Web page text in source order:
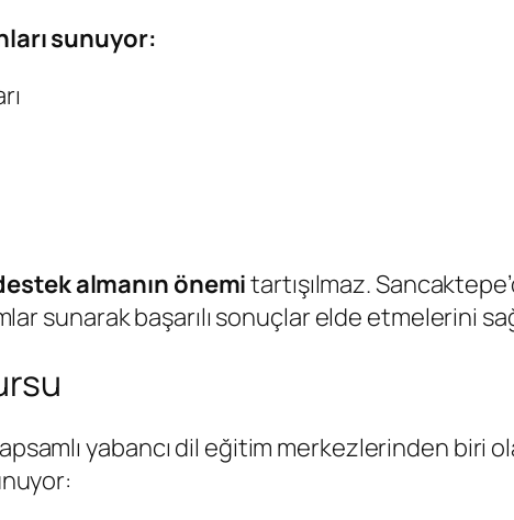
sunuyor:
almanın önemitartışılmaz.
sunarak başarılı sonuçlar elde etmelerini
yabancı dil eğitim merkezlerinden biri